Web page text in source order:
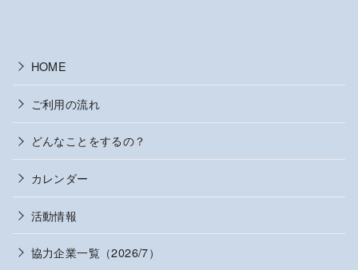
HOME
ご利用の流れ
どんなことをするの？
カレンダー
活動情報
協力企業一覧（2026/7）